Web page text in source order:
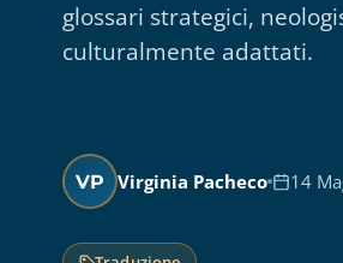
glossari strategici,
culturalmente adattati.
VP Virginia Pacheco 14